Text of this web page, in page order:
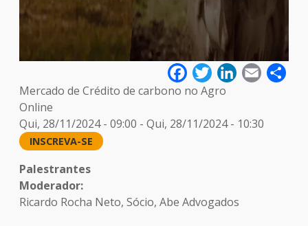
Facebook
TwitterLinkedIn
Email
Mercado de Crédito de carbono no Agro
Online
Qui, 28/11/2024 - 09:00 - Qui, 28/11/2024 - 10:30
INSCREVA-SE
Palestrantes
Moderador:
Ricardo Rocha Neto, Sócio, Abe Advogados